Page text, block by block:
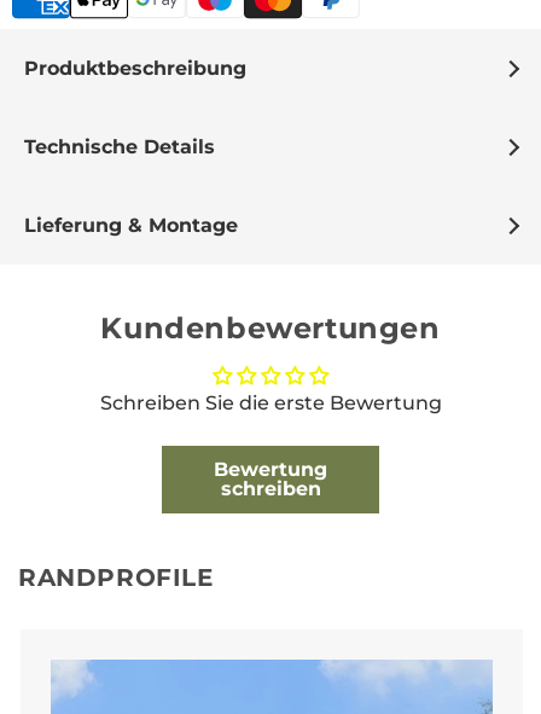
Produktbeschreibung
Technische Details
Lieferung & Montage
Kundenbewertungen
Schreiben Sie die erste Bewertung
Bewertung
schreiben
RANDPROFILE